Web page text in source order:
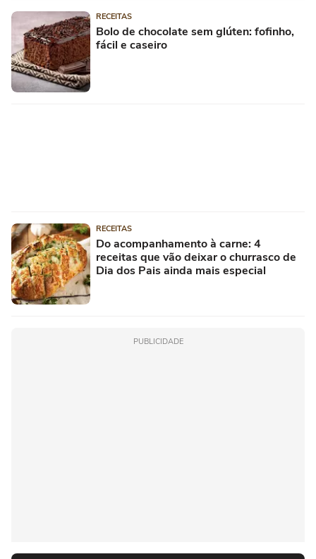
RECEITAS
Bolo de chocolate sem glúten: fofinho,
fácil e caseiro
RECEITAS
Do acompanhamento à carne: 4
receitas que vão deixar o churrasco de
Dia dos Pais ainda mais especial
PUBLICIDADE